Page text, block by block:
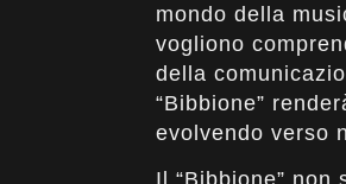
mondo della
vogliono
della
“Bibbione”
evolvendo verso